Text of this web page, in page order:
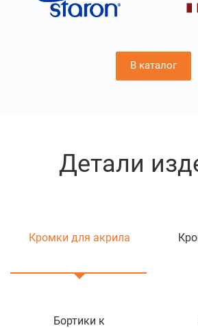
ухода за поверхностью.
применения изделия,
поверхностями, декорирования
В каталог
Детали
Кромки для акрила
Бортики к